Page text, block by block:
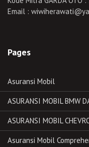
Email :
Pages
Asuransi Mobil
ASURANSI MOBIL BMW
ASURANSI MOBIL
Asuransi Mobil